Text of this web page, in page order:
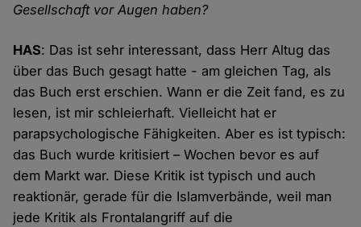
Gesellschaft vor Augen haben?
HAS: Das ist sehr interessant, dass Herr Altug das
über das Buch gesagt hatte - am gleichen Tag, als
das Buch erst erschien. Wann er die Zeit fand, es zu
lesen, ist mir schleierhaft. Vielleicht hat er
parapsychologische Fähigkeiten. Aber es ist typisch:
das Buch wurde kritisiert – Wochen bevor es auf
dem Markt war. Diese Kritik ist typisch und auch
reaktionär, gerade für die Islamverbände, weil man
jede Kritik als Frontalangriff auf die